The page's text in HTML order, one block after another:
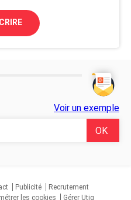
Voir un exemple
Publicité
Recrutement
les cookies
Gérer Utiq